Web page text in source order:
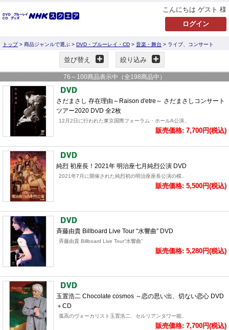
こんにちは ゲスト 様
トップ> 商品ジャンルで選ぶ > DVD・ブルーレイ・CD > 音楽・舞台 > ライブ、コンサート
並び替え 絞り込み
76 ～ 100商品表示中（全198商品中）
さだまさし 存在理由～Raison d'etre～ さだまさしコンサート
ツアー2020 DVD 全2枚
12月2日に行われた東京国際フォーラム・ホールA公演..
販売価格: 7,700円(税込)
純烈 初座長！2021年 明治座七月純烈公演 DVD
2021年7月に開催された純烈初の明治座座長公演の模..
販売価格: 5,500円(税込)
斉藤由貴 Billboard Live Tour “水響曲” DVD
斉藤由貴 Billboard Live Tour“水響曲”
販売価格: 5,280円(税込)
玉置浩二 Chocolate cosmos ～恋の思い出、切ない恋心 DVD
＋CD
孤高のヴォーカリスト玉置浩二、セルリアンタワー能..
販売価格: 7,700円(税込)